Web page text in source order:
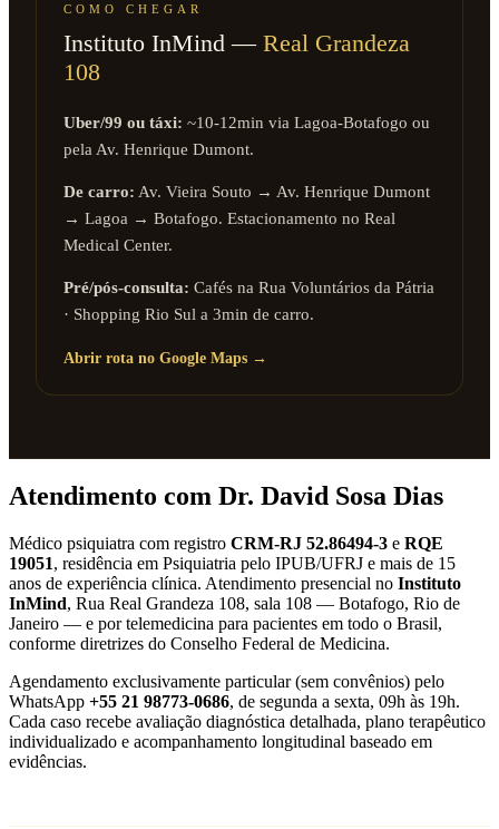
COMO CHEGAR
Instituto InMind — Real Grandeza
108
Uber/99 ou táxi: ~10-12min via Lagoa-Botafogo ou
pela Av. Henrique Dumont.
De carro: Av. Vieira Souto → Av. Henrique Dumont
→ Lagoa → Botafogo. Estacionamento no Real
Medical Center.
Pré/pós-consulta: Cafés na Rua Voluntários da Pátria
· Shopping Rio Sul a 3min de carro.
Abrir rota no Google Maps →
Atendimento com Dr. David Sosa Dias
Médico psiquiatra com registro CRM-RJ 52.86494-3 e RQE
19051, residência em Psiquiatria pelo IPUB/UFRJ e mais de 15
anos de experiência clínica. Atendimento presencial no Instituto
InMind, Rua Real Grandeza 108, sala 108 — Botafogo, Rio de
Janeiro — e por telemedicina para pacientes em todo o Brasil,
conforme diretrizes do Conselho Federal de Medicina.
Agendamento exclusivamente particular (sem convênios) pelo
WhatsApp +55 21 98773-0686, de segunda a sexta, 09h às 19h.
Cada caso recebe avaliação diagnóstica detalhada, plano terapêutico
individualizado e acompanhamento longitudinal baseado em
evidências.